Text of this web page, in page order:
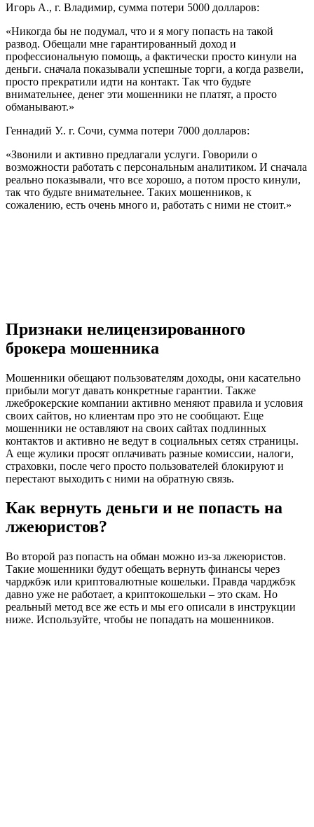
Игорь А., г. Владимир, сумма потери 5000 долларов:
«Никогда бы не подумал, что и я могу попасть на такой
развод. Обещали мне гарантированный доход и
профессиональную помощь, а фактически просто кинули на
деньги. сначала показывали успешные торги, а когда развели,
просто прекратили идти на контакт. Так что будьте
внимательнее, денег эти мошенники не платят, а просто
обманывают.»
Геннадий У.. г. Сочи, сумма потери 7000 долларов:
«Звонили и активно предлагали услуги. Говорили о
возможности работать с персональным аналитиком. И сначала
реально показывали, что все хорошо, а потом просто кинули,
так что будьте внимательнее. Таких мошенников, к
сожалению, есть очень много и, работать с ними не стоит.»
Признаки нелицензированного
брокера мошенника
Мошенники обещают пользователям доходы, они касательно
прибыли могут давать конкретные гарантии. Также
лжеброкерские компании активно меняют правила и условия
своих сайтов, но клиентам про это не сообщают. Еще
мошенники не оставляют на своих сайтах подлинных
контактов и активно не ведут в социальных сетях страницы.
А еще жулики просят оплачивать разные комиссии, налоги,
страховки, после чего просто пользователей блокируют и
перестают выходить с ними на обратную связь.
Как вернуть деньги и не попасть на
лжеюристов?
Во второй раз попасть на обман можно из-за лжеюристов.
Такие мошенники будут обещать вернуть финансы через
чарджбэк или криптовалютные кошельки. Правда чарджбэк
давно уже не работает, а криптокошельки – это скам. Но
реальный метод все же есть и мы его описали в инструкции
ниже. Используйте, чтобы не попадать на мошенников.